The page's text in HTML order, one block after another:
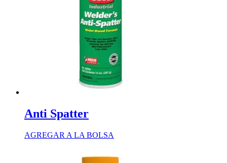
Anti Spatter
AGREGAR A LA BOLSA